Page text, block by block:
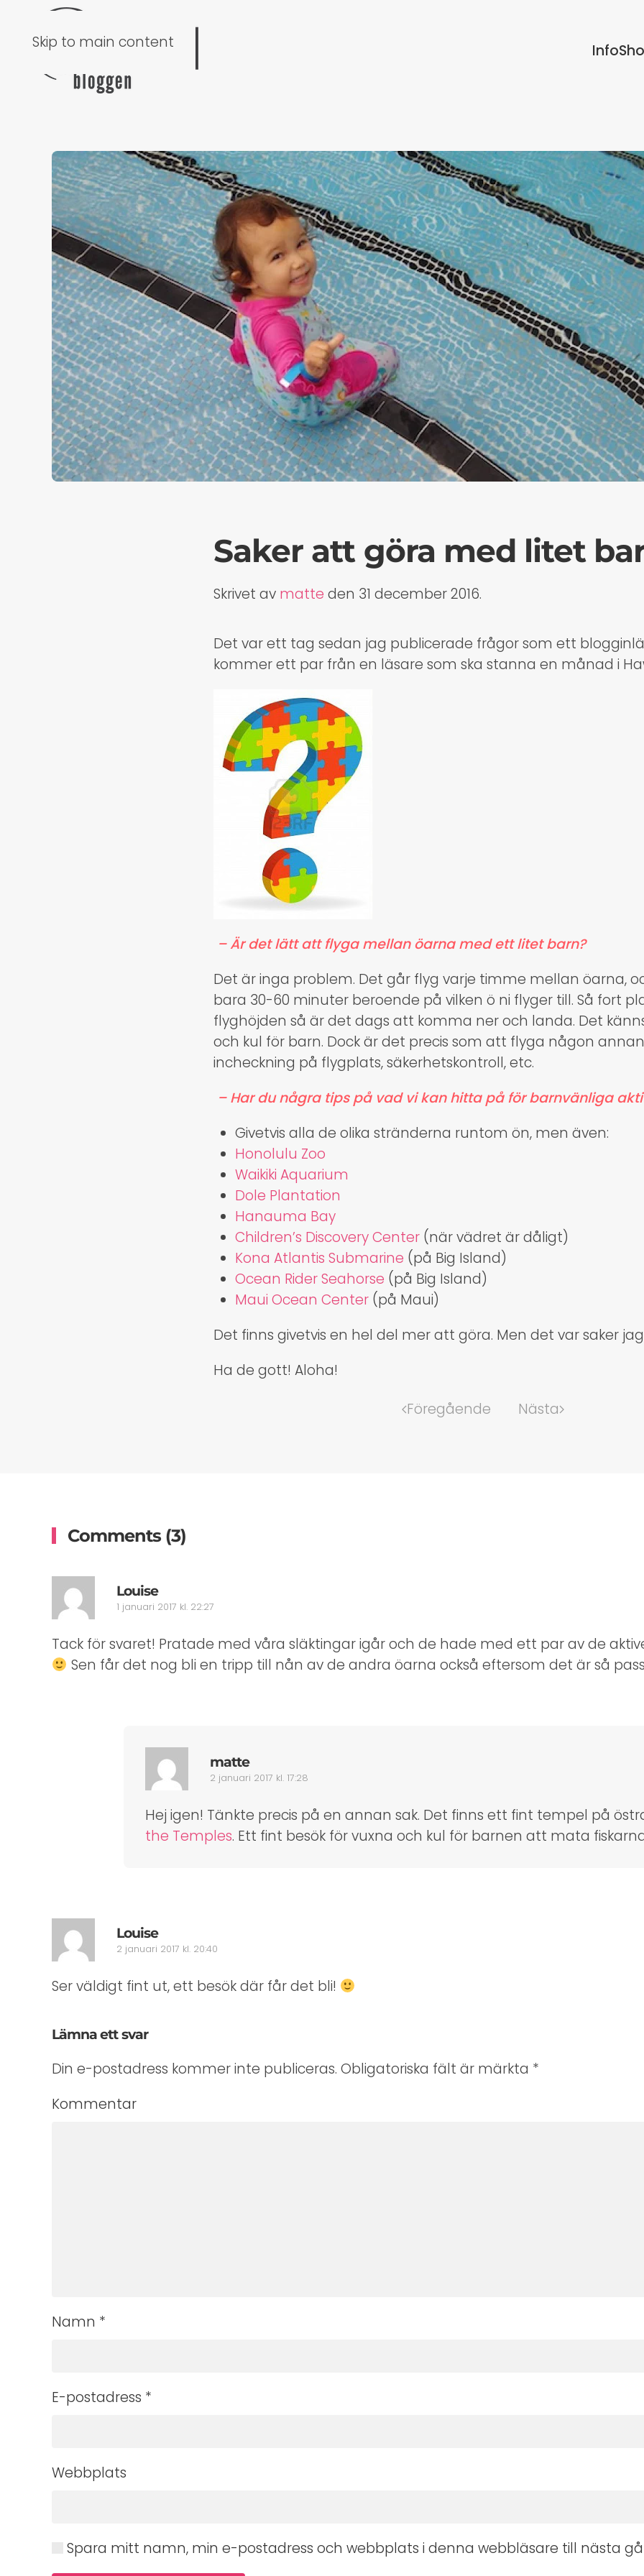
Skip to main content Info
Saker att göra med litet
Skrivet av matte den 31 december 2016.
Det var ett tag sedan jag publicerade frågor som ett
kommer ett par från en läsare som ska stanna en månad i
– Är det lätt att flyga mellan öarna med ett litet barn?
Det är inga problem. Det går flyg varje timme mellan öarna,
bara 30-60 minuter beroende på vilken ö ni flyger till. Så fort
flyghöjden så är det dags att komma ner och landa. Det
och kul för barn. Dock är det precis som att flyga någon
incheckning på flygplats, säkerhetskontroll, etc.
– Har du några tips på vad vi kan hitta på för barnvänliga
Givetvis alla de olika stränderna runtom ön, men även:
Honolulu Zoo
Waikiki Aquarium
Dole Plantation
Hanauma Bay
Children’s Discovery Center (när vädret är dåligt)
Kona Atlantis Submarine (på Big Island)
Ocean Rider Seahorse (på Big Island)
Maui Ocean Center (på Maui)
Det finns givetvis en hel del mer att göra. Men det var saker
Ha de gott! Aloha!
Föregående
Nästa
Comments (3)
Louise
1 januari 2017 kl. 22:27
Tack för svaret! Pratade med våra släktingar igår och de hade med ett par av de
Sen får det nog bli en tripp till nån av de andra öarna också eftersom det är så
matte
2 januari 2017 kl. 17:28
Hej igen! Tänkte precis på en annan sak. Det finns ett fint tempel på
the Temples. Ett fint besök för vuxna och kul för barnen att mata
Louise
2 januari 2017 kl. 20:40
Ser väldigt fint ut, ett besök där får det bli!
Lämna ett svar
Din e-postadress kommer inte publiceras. Obligatoriska fält är märkta *
Kommentar
Namn *
E-postadress *
Webbplats
Spara mitt namn, min e-postadress och webbplats i denna webbläsare till nästa